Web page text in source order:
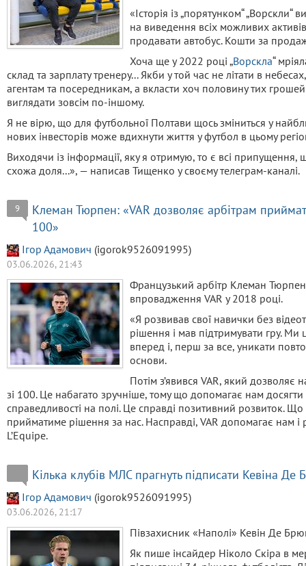
«Історія із „порятунком“
на виведення всіх можливих
продавати автобус. Кошти за
Хоча ще у 2022 році „Ворскла“
склад та зарплату тренеру... Якби у той час не літати в
агентам та посередникам, а вкласти хоч половину тих
виглядати зовсім по-іншому.
Я не вірю, що для футбольної Полтави щось зміниться у
нових інвесторів може вдихнути життя у футбол в цьому
Виходячи із інформації, яку я отримую, то є всі
схожа доля...», — написав Тищенко у своєму телеграм-каналі.
9
Клеман Тюрпен: «VAR дозволяє арбітрам
100»
Ігор Адамович (igorok9526091995)
03.06.2026, 21:43
Французький арбітр Клеман
впровадження VAR у 2018 році.
«Я розвивав свої навички без
рішення і мав підтримувати гру. Ми
вперед і, перш за все, уникати
основи.
Потім з’явився VAR, який
зі 100. Це набагато зручніше, тому що допомагає нам досягти
справедливості на полі. Це справді позитивний розвиток.
прийматиме рішення за нас. Насправді, VAR допомагає нам
L’Equipe.
Кілька клубів МЛС прагнуть підписати Кевіна Де
Ігор Адамович (igorok9526091995)
03.06.2026, 21:17
Півзахисник «Наполі» Кевін Де
Як пише інсайдер Ніколо Скіра в